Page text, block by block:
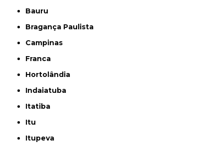
Bauru
Bragança Paulista
Campinas
Franca
Hortolândia
Indaiatuba
Itatiba
Itu
Itupeva